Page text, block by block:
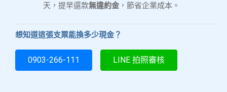
天，提早還款無違約金，節省企業成本。
想知道這張支票能換多少現金？
0903-266-111 LINE 拍照審核